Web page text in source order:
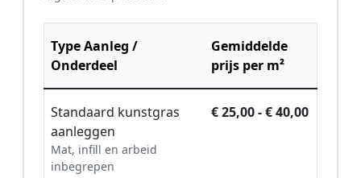
Type Aanleg /
Onderdeel
Gemiddelde
prijs per m²
Standaard kunstgras
aanleggen
Mat, infill en arbeid
inbegrepen
€ 25,00 - € 40,00